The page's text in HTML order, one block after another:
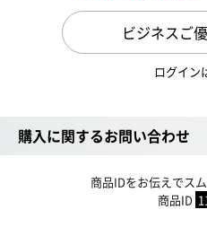
ビジネスご
ログイン
購入に関するお問い合わせ
商品IDをお伝えでス
商品ID